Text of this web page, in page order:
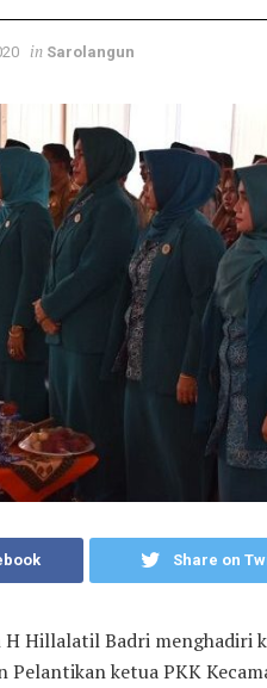
in Sarolangun
Share on
H Hillalatil Badri menghadiri
Pelantikan ketua PKK